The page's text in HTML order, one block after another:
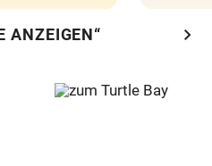
ANZEIGEN“ chevron_right